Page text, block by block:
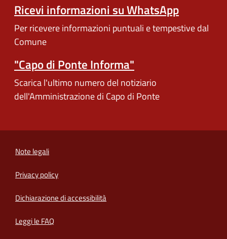
Ricevi informazioni su WhatsApp
Per ricevere informazioni puntuali e tempestive dal
Comune
"Capo di Ponte Informa"
Scarica l'ultimo numero del notiziario
dell'Amministrazione di Capo di Ponte
Note legali
Privacy policy
Dichiarazione di accessibilità
Leggi le FAQ